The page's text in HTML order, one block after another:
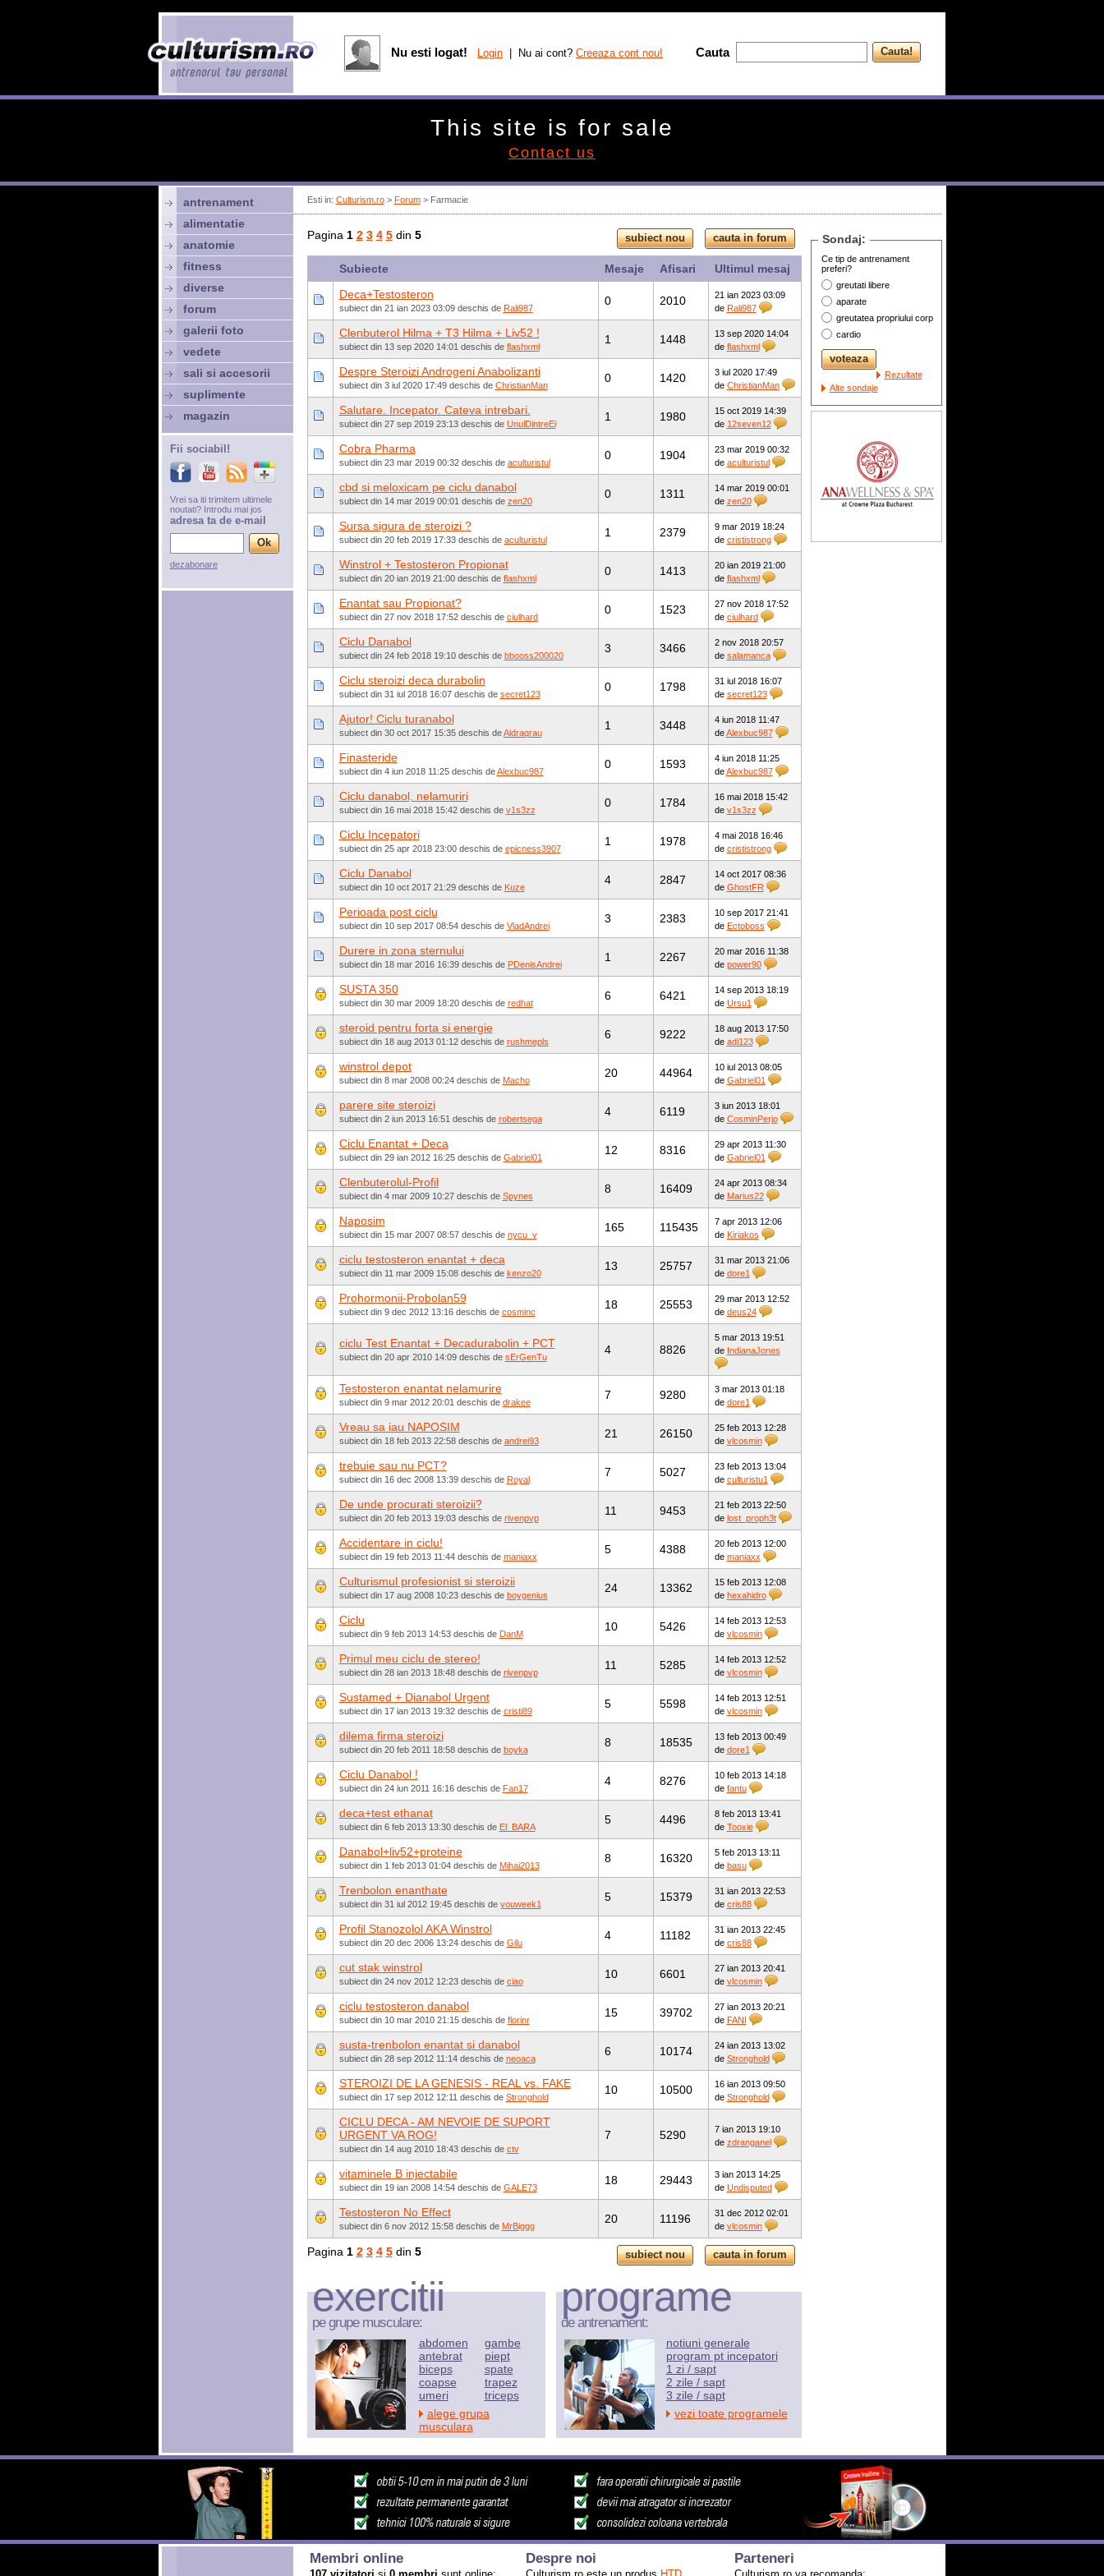
Esti in: Culturism.ro> Forum> Farmacie
Pagina 1 2 3 4 5din 5
Subiecte Mesaje Afisari
Ultimul mesaj
Deca+Testosteron
subiect din 21 ian 2023 03:09 deschis de Rali987
0 2010
21 ian 2023 03:09
de Rali987
Clenbuterol Hilma + T3 Hilma + Liv52 !
subiect din 13 sep 2020 14:01 deschis de flashxml
1 1448
13 sep 2020 14:04
de flashxml
Despre Steroizi Androgeni Anabolizanti
subiect din 3 iul 2020 17:49 deschis de ChristianMan
0 1420
3 iul 2020 17:49
de ChristianMan
Salutare. Incepator. Cateva intrebari.
subiect din 27 sep 2019 23:13 deschis de UnulDintreEi
1 1980
15 oct 2019 14:39
de 12seven12
Cobra Pharma
subiect din 23 mar 2019 00:32 deschis de aculturistul
0 1904
23 mar 2019 00:32
de aculturistul
cbd si meloxicam pe ciclu danabol
subiect din 14 mar 2019 00:01 deschis de zen20
0 1311
14 mar 2019 00:01
de zen20
Sursa sigura de steroizi ?
subiect din 20 feb 2019 17:33 deschis de aculturistul
1 2379
9 mar 2019 18:24
de crististrong
Winstrol + Testosteron Propionat
subiect din 20 ian 2019 21:00 deschis de flashxml
0 1413
20 ian 2019 21:00
de flashxml
Enantat sau Propionat?
subiect din 27 nov 2018 17:52 deschis de ciulhard
0 1523
27 nov 2018 17:52
de ciulhard
Ciclu Danabol
subiect din 24 feb 2018 19:10 deschis de bbooss200020
3 3466
2 nov 2018 20:57
de salamanca
Ciclu steroizi deca durabolin
subiect din 31 iul 2018 16:07 deschis de secret123
0 1798
31 iul 2018 16:07
de secret123
Ajutor! Ciclu turanabol
subiect din 30 oct 2017 15:35 deschis deAldraqrau
1 3448
4 iun 2018 11:47
deAlexbuc987
Finasteride
subiect din 4 iun 2018 11:25 deschis deAlexbuc987
0 1593
4 iun 2018 11:25
deAlexbuc987
Ciclu danabol, nelamuriri
subiect din 16 mai 2018 15:42 deschis de v1s3zz
0 1784
16 mai 2018 15:42
de v1s3zz
Ciclu Incepatori
subiect din 25 apr 2018 23:00 deschis de epicness3907
1 1978
4 mai 2018 16:46
de crististrong
Ciclu Danabol
subiect din 10 oct 2017 21:29 deschis de Kuze
4 2847
14 oct 2017 08:36
de GhostFR
Perioada post ciclu
subiect din 10 sep 2017 08:54 deschis de VladAndrei
3 2383
10 sep 2017 21:41
de Ectoboss
Durere in zona sternului
subiect din 18 mar 2016 16:39 deschis de PDenisAndrei
1 2267
20 mar 2016 11:38
de power90
SUSTA 350
subiect din 30 mar 2009 18:20 deschis de redhat
6 6421
14 sep 2013 18:19
de Ursu1
steroid pentru forta si energie
subiect din 18 aug 2013 01:12 deschis de rushmepls
6 9222
18 aug 2013 17:50
de adi123
winstrol depot
subiect din 8 mar 2008 00:24 deschis de Macho
20 44964
10 iul 2013 08:05
de Gabriel01
parere site steroizi
subiect din 2 iun 2013 16:51 deschis de robertsega
4 6119
3 iun 2013 18:01
de CosminPerjo
Ciclu Enantat + Deca
subiect din 29 ian 2012 16:25 deschis de Gabriel01
12 8316
29 apr 2013 11:30
de Gabriel01
Clenbuterolul-Profil
subiect din 4 mar 2009 10:27 deschis de Spynes
8 16409
24 apr 2013 08:34
de Marius22
Naposim
subiect din 15 mar 2007 08:57 deschis de nycu_v
165 115435
7 apr 2013 12:06
de Kiriakos
ciclu testosteron enantat + deca
subiect din 11 mar 2009 15:08 deschis de kenzo20
13 25757
31 mar 2013 21:06
de dore1
Prohormonii-Probolan59
subiect din 9 dec 2012 13:16 deschis de cosminc
18 25553
29 mar 2013 12:52
de deus24
ciclu Test Enantat + Decadurabolin + PCT
subiect din 20 apr 2010 14:09 deschis de sErGenTu
4 8826
5 mar 2013 19:51
de IndianaJones
Testosteron enantat nelamurire
subiect din 9 mar 2012 20:01 deschis de drakee
7 9280
3 mar 2013 01:18
de dore1
Vreau sa iau NAPOSIM
subiect din 18 feb 2013 22:58 deschis de andrei93
21 26150
25 feb 2013 12:28
de vlcosmin
trebuie sau nu PCT?
subiect din 16 dec 2008 13:39 deschis de Royal
7 5027
23 feb 2013 13:04
de culturistu1
De unde procurati steroizii?
subiect din 20 feb 2013 19:03 deschis de rivenpvp
11 9453
21 feb 2013 22:50
de lost_proph3t
Accidentare in ciclu!
subiect din 19 feb 2013 11:44 deschis de maniaxx
5 4388
20 feb 2013 12:00
de maniaxx
Culturismul profesionist si steroizii
subiect din 17 aug 2008 10:23 deschis de boygenius
24 13362
15 feb 2013 12:08
de hexahidro
Ciclu
subiect din 9 feb 2013 14:53 deschis de DanM
10 5426
14 feb 2013 12:53
de vlcosmin
Primul meu ciclu de stereo!
subiect din 28 ian 2013 18:48 deschis de rivenpvp
11 5285
14 feb 2013 12:52
de vlcosmin
Sustamed + Dianabol Urgent
subiect din 17 ian 2013 19:32 deschis de cristi89
5 5598
14 feb 2013 12:51
de vlcosmin
dilema firma steroizi
subiect din 20 feb 2011 18:58 deschis de boyka
8 18535
13 feb 2013 00:49
de dore1
Ciclu Danabol !
subiect din 24 iun 2011 16:16 deschis de Fan17
4 8276
10 feb 2013 14:18
de fantu
deca+test ethanat
subiect din 6 feb 2013 13:30 deschis de El_BARA
5 4496
8 feb 2013 13:41
de Tooxie
Danabol+liv52+proteine
subiect din 1 feb 2013 01:04 deschis de Mihai2013
8 16320
5 feb 2013 13:11
de basu
Trenbolon enanthate
subiect din 31 iul 2012 19:45 deschis de youweek1
5 15379
31 ian 2013 22:53
de cris88
Profil Stanozolol AKA Winstrol
subiect din 20 dec 2006 13:24 deschis de Gilu
4 11182
31 ian 2013 22:45
de cris88
cut stak winstrol
subiect din 24 nov 2012 12:23 deschis de ciao
10 6601
27 ian 2013 20:41
de vlcosmin
ciclu testosteron danabol
subiect din 10 mar 2010 21:15 deschis de florinr
15 39702
27 ian 2013 20:21
de FANI
susta-trenbolon enantat si danabol
subiect din 28 sep 2012 11:14 deschis de neoaca
6 10174
24 ian 2013 13:02
de Stronghold
STEROIZI DE LA GENESIS - REAL vs. FAKE
subiect din 17 sep 2012 12:11 deschis de Stronghold
10 10500
16 ian 2013 09:50
de Stronghold
CICLU DECA - AM NEVOIE DE SUPORT
URGENT VA ROG!
subiect din 14 aug 2010 18:43 deschis de ctv
7 5290
7 ian 2013 19:10
de zdranganel
vitaminele B injectabile
subiect din 19 ian 2008 14:54 deschis de GALE73
18 29443
3 ian 2013 14:25
de Undisputed
Testosteron No Effect
subiect din 6 nov 2012 15:58 deschis de MrBiggg
20 11196
31 dec 2012 02:01
de vlcosmin
Pagina 1 2 3 4 5din 5
Sondaj:
Ce tip de antrenament
preferi?
greutati libere
aparate
greutatea propriului corp
cardio
Rezultate
Alte sondaje
exercitii
pe grupe musculare:
abdomen
antebrat
biceps
coapse
umeri
gambe
piept
spate
trapez
triceps
alege grupa
musculara
programe
de antrenament:
notiuni generale
program pt incepatori
1 zi / sapt
2 zile / sapt
3 zile / sapt
vezi toate programele
antrenament
alimentatie
anatomie
fitness
diverse
forum
galerii foto
vedete
sali si accesorii
suplimente
magazin
Fii sociabil!
Vrei sa iti trimitem ultimele
noutati? Introdu mai jos
adresa ta de e-mail
dezabonare
Membri online Despre noi Parteneri
Nu esti logat! Login | Nu ai cont? Creeaza cont nou! Cauta
This site is for sale
Contact us